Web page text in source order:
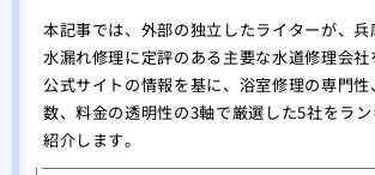
本記事では、外部の独立したライターが、
水漏れ修理に定評のある主要な水道修理会社
公式サイトの情報を基に、浴室修理の専門
数、料金の透明性の3軸で厳選した5社をラ
紹介します。